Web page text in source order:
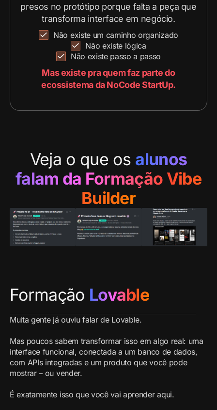
presos no protótipo porque falta a peça que
transforma interface em negócio.
Não existe um caminho organizado
Não existe lógica
Não existe passo a passo
Mas existe pra quem faz parte do
ecossistema da NoCode StartUp.
Veja o que os alunos
falam da Formação Vibe
Builder
Formação Lovable
Muita gente já ouviu falar de Lovable.
Mas poucos sabem transformar isso em algo real: uma
interface funcional, conectada a um banco de dados,
com APIs integradas e um produto que você pode
mostrar – ou vender.
É exatamente isso que você vai aprender aqui.